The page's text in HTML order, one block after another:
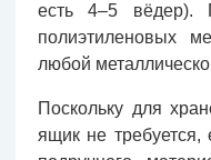
есть 4–5 вёдер).
полиэтиленовых
любой
Поскольку для
ящик не требуется,